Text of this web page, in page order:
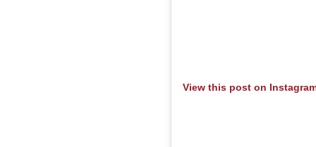
View this post on